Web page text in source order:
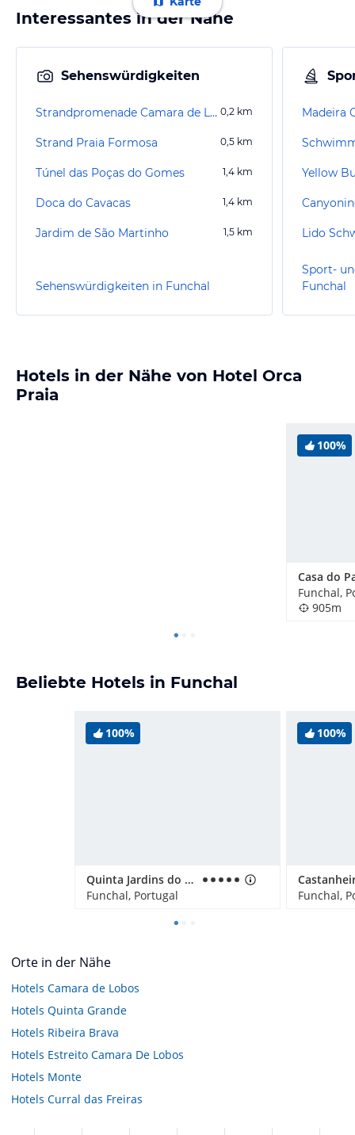
Interessantes in der Nähe
Sehenswürdigkeiten
Strandpromenade Camara de Lobos 0,2 km
Strand Praia Formosa 0,5 km
Túnel das Poças do Gomes 1,4 km
Doca do Cavacas 1,4 km
Jardim de São Martinho 1,5 km
Sehenswürdigkeiten in Funchal
Madeira
Lido
Sport-
Funchal
Hotels in der Nähe von Hotel Orca
Praia
100%
Funchal,
905m
Beliebte Hotels in Funchal
100%
Quinta Jardins do Lago
Funchal, Portugal
100%
Funchal,
Orte in der Nähe
Hotels Camara de Lobos
Hotels Quinta Grande
Hotels Ribeira Brava
Hotels Estreito Camara De Lobos
Hotels Monte
Hotels Curral das Freiras